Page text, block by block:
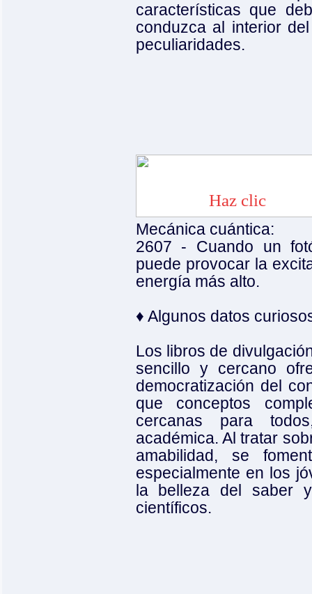
características que
conduzca al interior
peculiaridades.
Mecánica cuántica:
2607 - Cuando un
puede provocar la
energía más alto.
♦ Algunos datos
Los libros de
sencillo y cercano
democratización del
que conceptos
cercanas para
académica. Al tratar
amabilidad, se
especialmente en los
la belleza del saber
científicos.